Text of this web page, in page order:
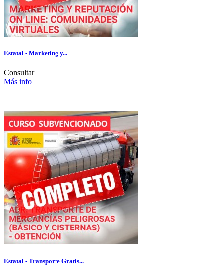
Estatal - Marketing y...
Consultar
Más info
Estatal - Transporte Gratis...